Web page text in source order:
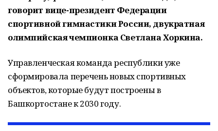
говорит вице-президент Федерации
спортивной гимнастики России, двукратная
олимпийская чемпионка Светлана Хоркина.
Управленческая команда республики уже
сформировала перечень новых спортивных
объектов, которые будут построены в
Башкортостане к 2030 году.